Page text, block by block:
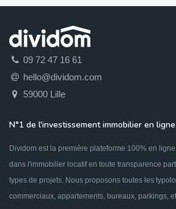
09 72 47 16 61
hello@dividom.com
59000 Lille
N°1 de l'investissement immobilier en ligne
Dividom est la première plateforme 100% en
dans l'immobilier locatif en toute transparence
types de projets. Nous proposons toutes les
commerciaux, appartements, bureaux, parkings,